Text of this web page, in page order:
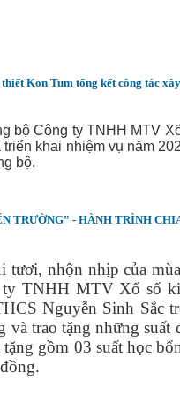
Kon Tum tổng kết công tác
Công ty TNHH MTV Xổ
khai nhiệm vụ năm
bộ.
TRƯỜNG” - HÀNH TRÌNH
nhộn nhịp của
TNHH MTV Xổ số
Nguyễn Sinh Sắc
trao tặng những
gồm 03 suất học